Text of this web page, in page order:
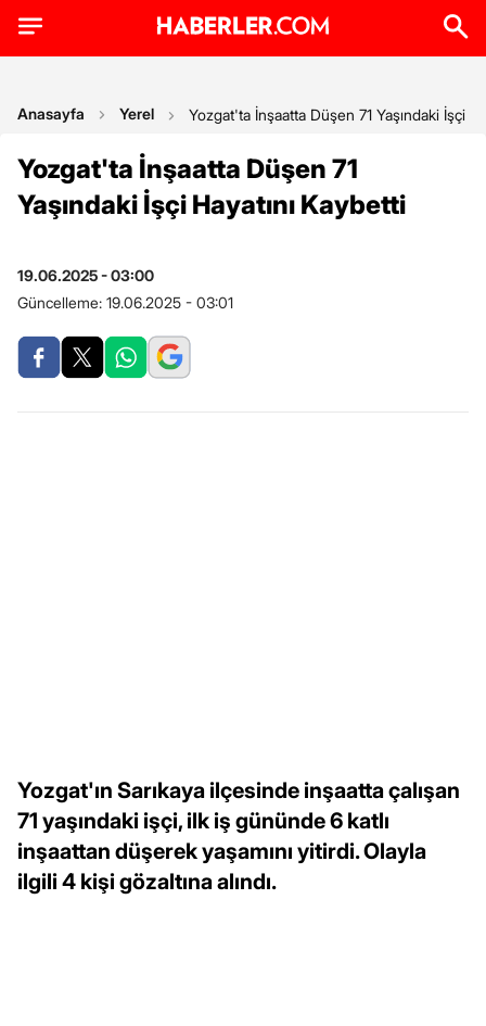
Anasayfa Yerel Yozgat'ta İnşaatta Düşen 71 Yaşındaki İşçi
Yozgat'ta İnşaatta Düşen 71
Yaşındaki İşçi Hayatını Kaybetti
19.06.2025 - 03:00
Güncelleme: 19.06.2025 - 03:01
Yozgat'ın Sarıkaya ilçesinde inşaatta çalışan
71 yaşındaki işçi, ilk iş gününde 6 katlı
inşaattan düşerek yaşamını yitirdi. Olayla
ilgili 4 kişi gözaltına alındı.